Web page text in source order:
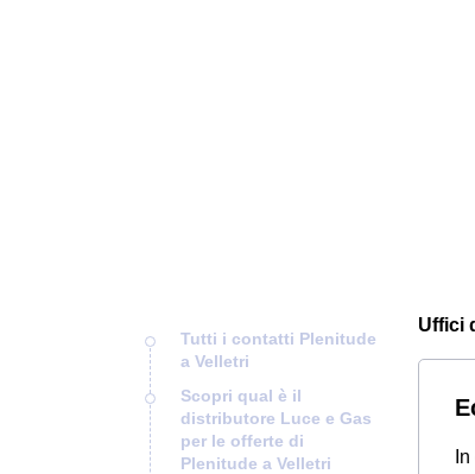
Tutti i contatti Plenitude
a Velletri
Scopri qual è il
distributore Luce e Gas
per le offerte di
Plenitude a Velletri
Uffici